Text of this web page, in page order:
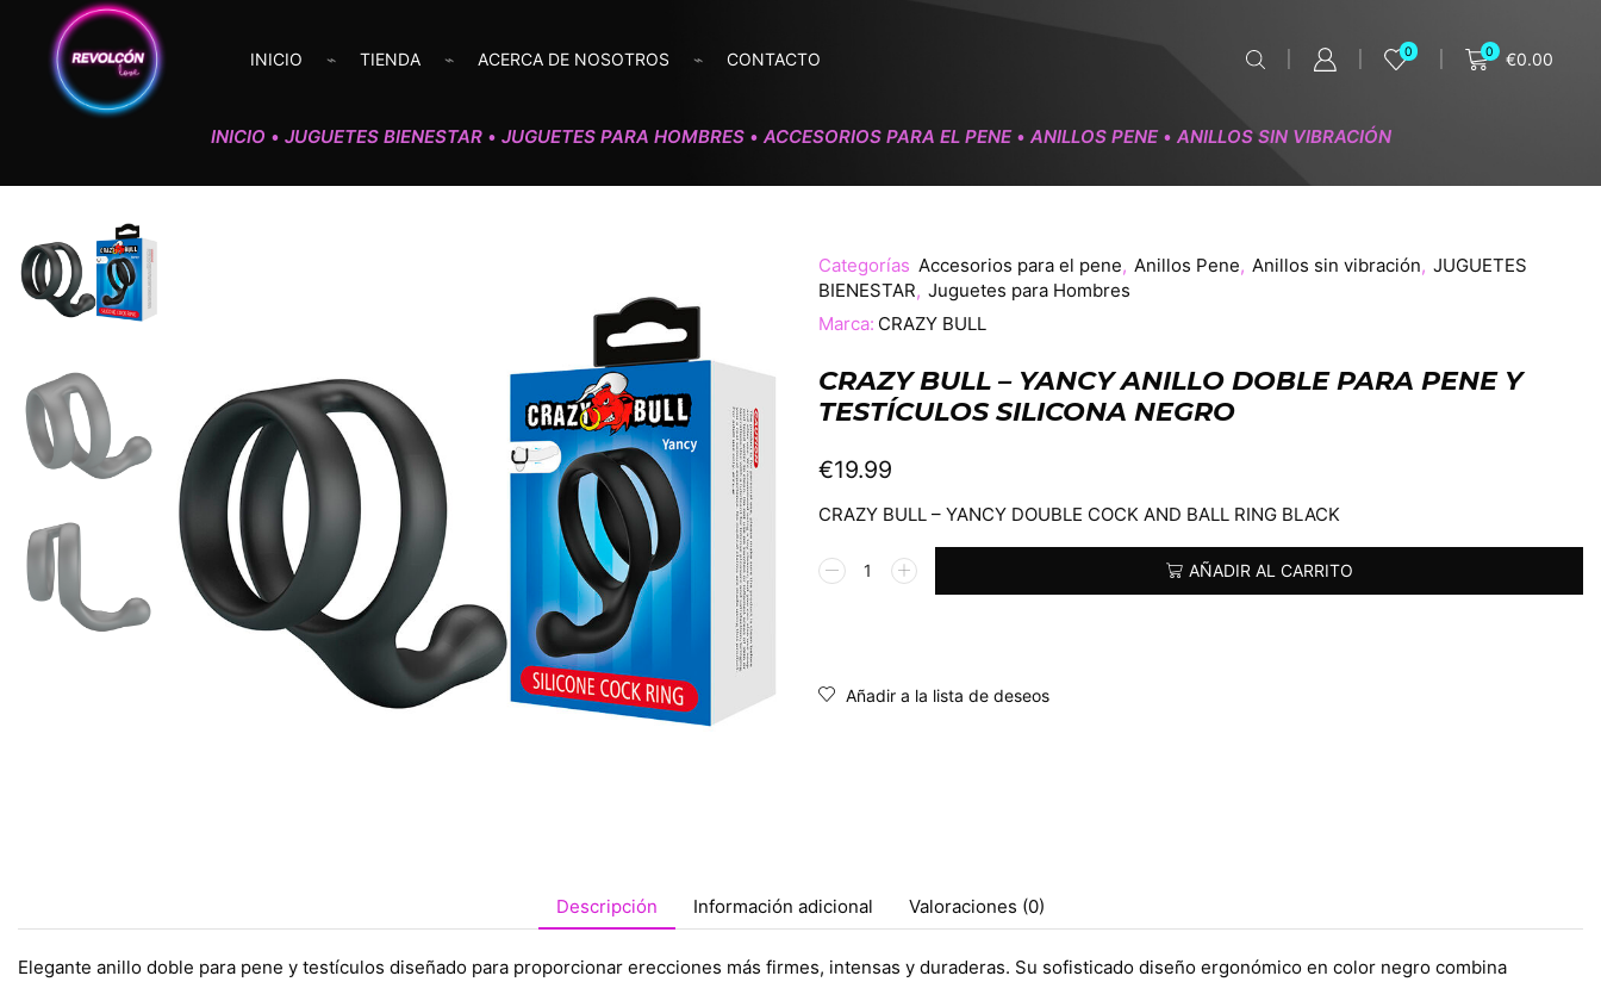
INICIO TIENDA ACERCA DE NOSOTROS CONTACTO 0 0 €0.00
INICIO • JUGUETES BIENESTAR • JUGUETES PARA HOMBRES • ACCESORIOS PARA EL PENE • ANILLOS PENE • ANILLOS SIN VIBRACIÓN
Categorías Accesorios para el pene, Anillos Pene, Anillos sin vibración, JUGUETES
BIENESTAR, Juguetes para Hombres
Marca: CRAZY BULL
CRAZY BULL – YANCY ANILLO DOBLE PARA PENE Y
TESTÍCULOS SILICONA NEGRO
€19.99
CRAZY BULL – YANCY DOUBLE COCK AND BALL RING BLACK
AÑADIR AL CARRITO
Alternative:
Añadir a la lista de deseos
Descripción Información adicional Valoraciones (0)
Elegante anillo doble para pene y testículos diseñado para proporcionar erecciones más firmes, intensas y duraderas. Su sofisticado diseño ergonómico en color negro combina